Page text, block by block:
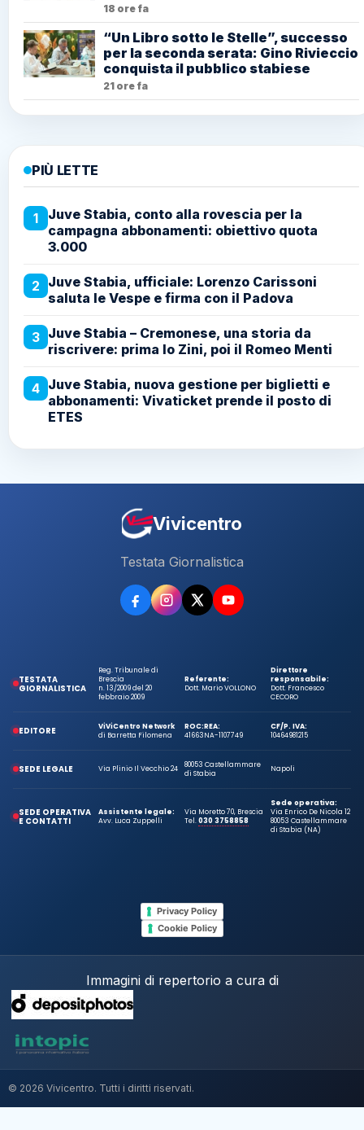
18 ore fa
“Un Libro sotto le Stelle”, successo
per la seconda serata: Gino Rivieccio
conquista il pubblico stabiese
21 ore fa
PIÙ LETTE
1
Juve Stabia, conto alla rovescia per la
campagna abbonamenti: obiettivo quota
3.000
2 Juve Stabia, ufficiale: Lorenzo Carissoni
saluta le Vespe e firma con il Padova
3 Juve Stabia – Cremonese, una storia da
riscrivere: prima lo Zini, poi il Romeo Menti
4 Juve Stabia, nuova gestione per biglietti e
abbonamenti: Vivaticket prende il posto di
ETES
Vivicentro
Testata Giornalistica
TESTATA
GIORNALISTICA
Reg. Tribunale di
Brescia
n. 13/2009 del 20
febbraio 2009
Referente:
Dott. Mario VOLLONO
Direttore
responsabile:
Dott. Francesco
CECORO
EDITORE
ViViCentro Network
di Barretta Filomena
ROC:
41663
REA:
NA-1107749
CF/P. IVA:
10464981215
SEDE LEGALE Via Plinio Il Vecchio 24
80053 Castellammare
di Stabia
Napoli
SEDE OPERATIVA
E CONTATTI
Assistente legale:
Avv. Luca Zuppelli
Via Moretto 70, Brescia
Tel.030 3758858
Sede operativa:
Via Enrico De Nicola 12
80053 Castellammare
di Stabia (NA)
Privacy Policy
Cookie Policy
Immagini di repertorio a cura di
© 2026 Vivicentro. Tutti i diritti riservati.